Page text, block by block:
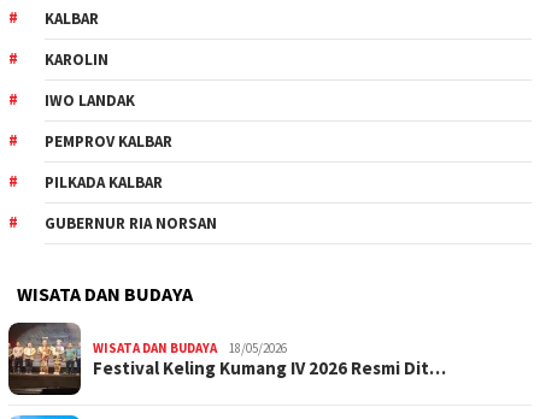
KALBAR
KAROLIN
IWO LANDAK
PEMPROV KALBAR
PILKADA KALBAR
GUBERNUR RIA NORSAN
WISATA DAN BUDAYA
WISATA DAN BUDAYA 18/05/2026
Festival Keling Kumang IV 2026 Resmi Dit…